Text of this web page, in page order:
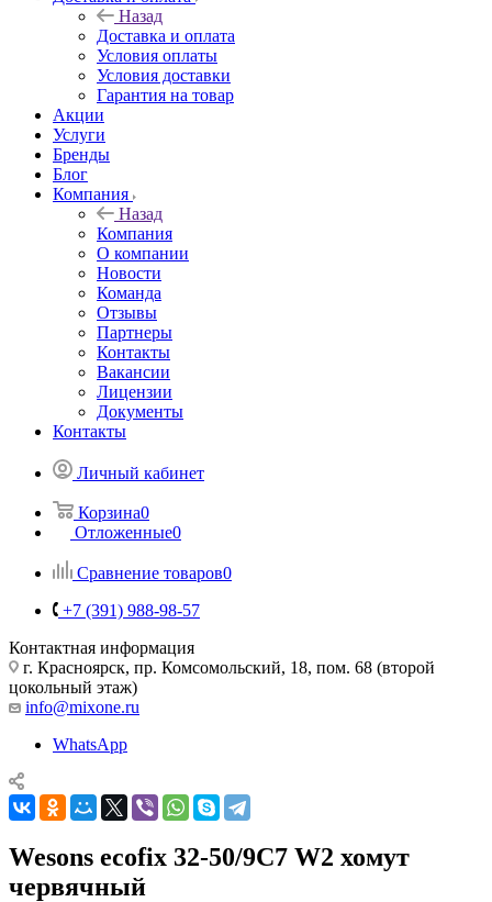
Назад
Доставка и оплата
Условия оплаты
Условия доставки
Гарантия на товар
Акции
Услуги
Бренды
Блог
Компания
Назад
Компания
О компании
Новости
Команда
Отзывы
Партнеры
Контакты
Вакансии
Лицензии
Документы
Контакты
Личный кабинет
Корзина0
Отложенные0
Сравнение товаров0
+7 (391) 988-98-57
Контактная информация
г. Красноярск, пр. Комсомольский, 18, пом. 68 (второй
цокольный этаж)
info@mixone.ru
WhatsApp
Wesons ecofix 32-50/9C7 W2 хомут
червячный